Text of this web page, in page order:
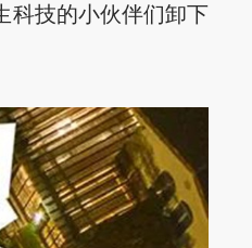
技的小伙伴们卸下